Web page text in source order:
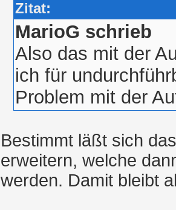
Zitat:
MarioG schrieb
Also das mit der
ich für
Problem mit der
Bestimmt läßt sich
erweitern, welche
werden. Damit bleibt